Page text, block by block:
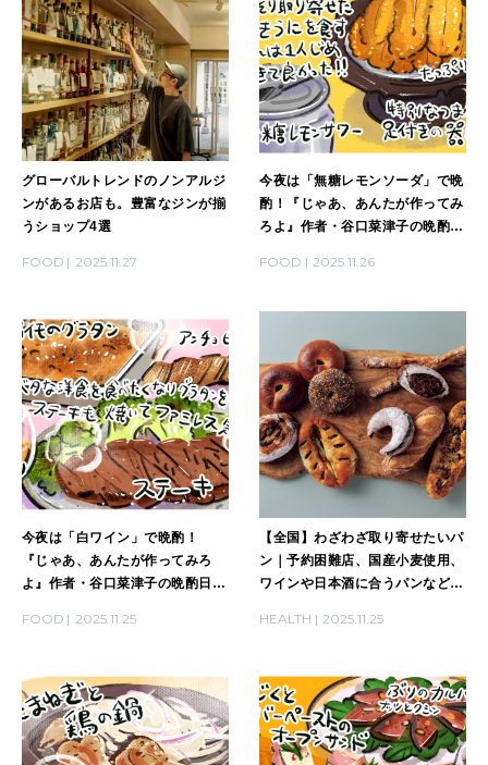
グローバルトレンドのノンアルジ
ンがあるお店も。豊富なジンが揃
うショップ4選
FOOD 2025.11.27
今夜は「無糖レモンソーダ」で晩
酌！『じゃあ、あんたが作ってみ
ろよ』作者・谷口菜津子の晩酌日
FOOD 2025.11.26
今夜は「白ワイン」で晩酌！
『じゃあ、あんたが作ってみろ
よ』作者・谷口菜津子の晩酌日記
FOOD 2025.11.25
【全国】わざわざ取り寄せたいパ
ン｜予約困難店、国産小麦使用、
ワインや日本酒に合うパンなど4
HEALTH 2025.11.25